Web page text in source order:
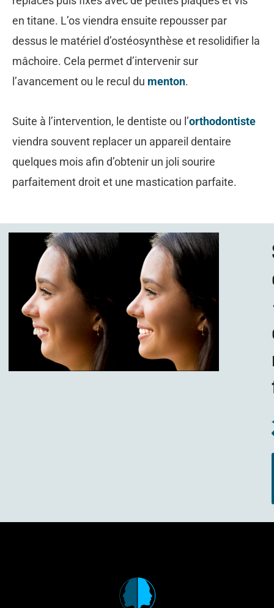
en titane. L’os viendra ensuite repousser par
dessus le matériel d’ostéosynthèse et resolidifier la
mâchoire. Cela permet d’intervenir sur
l’avancement ou le recul du menton.
Suite à l’intervention, le dentiste ou l’orthodontiste
viendra souvent replacer un appareil dentaire
quelques mois afin d’obtenir un joli sourire
parfaitement droit et une mastication parfaite.